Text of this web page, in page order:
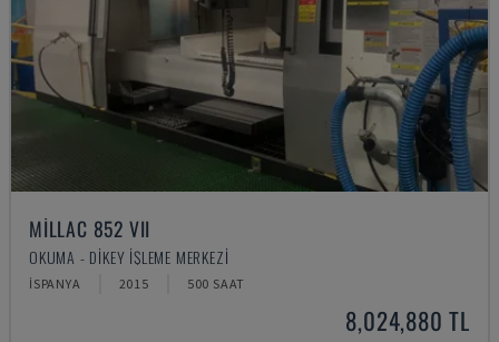
MILLAC 852 VII
OKUMA - DIKEY İŞLEME MERKEZI
İSPANYA 2015 500 SAAT
8,024,880 TL